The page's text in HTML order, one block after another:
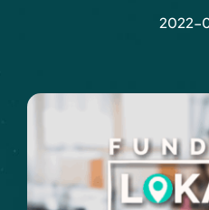
Dokumenty
2022-